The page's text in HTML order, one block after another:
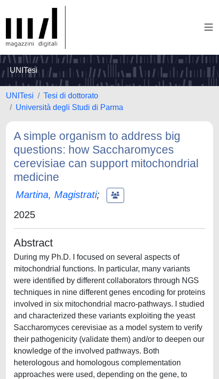
UNITesi
UNITesi
Tesi di dottorato
Università degli Studi di Parma
A simple organism to address big
questions: how Saccharomyces
cerevisiae can support mitochondrial
medicine
Martina, Magistrati;
2025
Abstract
During my Ph.D. I focused on several aspects of
mitochondrial functions. In particular, many variants
were identified by different collaborators through NGS
techniques in nine different genes encoding for proteins
involved in six mitochondrial macro-pathways. I studied
and characterized these variants exploiting the yeast
Saccharomyces cerevisiae as a model system to verify
their pathogenicity (validate them) and/or to deepen our
knowledge of the involved pathways. Both
heterologous and homologous complementation
approaches were used, depending on the gene, to